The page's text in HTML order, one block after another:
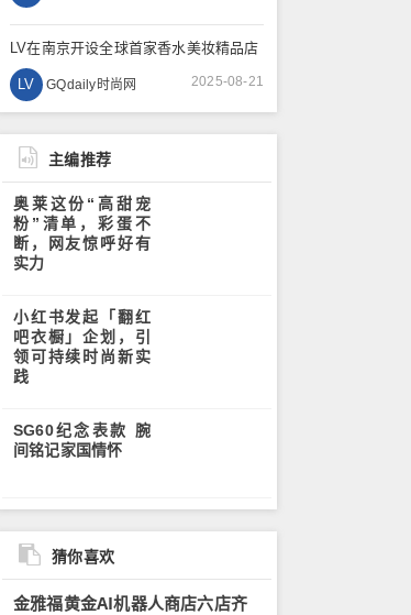
LV在南京开设全球首家香水美妆精品店
LV GQdaily时尚网 2025-08-21
主编推荐
奥莱这份“高甜宠
粉”清单，彩蛋不
断，网友惊呼好有
实力
小红书发起「翻红
吧衣橱」企划，引
领可持续时尚新实
践
SG60纪念表款 腕
间铭记家国情怀
猜你喜欢
金雅福黄金AI机器人商店六店齐